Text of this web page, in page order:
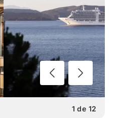
1 de 12